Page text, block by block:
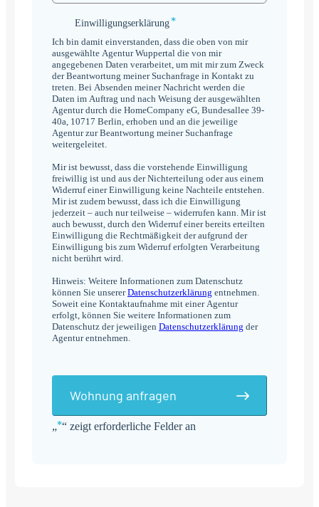
„*“ zeigt erforderliche Felder an
Einwilligungserklärung
Einwilligungserklärung*
Ich bin damit einverstanden, dass die oben von mir
ausgewählte Agentur Wuppertal die von mir
angegebenen Daten verarbeitet, um mit mir zum Zweck
der Beantwortung meiner Suchanfrage in Kontakt zu
treten. Bei Absenden meiner Nachricht werden die
Daten im Auftrag und nach Weisung der ausgewählten
Agentur durch die HomeCompany eG, Bundesallee 39-
40a, 10717 Berlin, erhoben und an die jeweilige
Agentur zur Beantwortung meiner Suchanfrage
weitergeleitet.
Mir ist bewusst, dass die vorstehende Einwilligung
freiwillig ist und aus der Nichterteilung oder aus einem
Widerruf einer Einwilligung keine Nachteile entstehen.
Mir ist zudem bewusst, dass ich die Einwilligung
jederzeit – auch nur teilweise – widerrufen kann. Mir ist
auch bewusst, durch den Widerruf einer bereits erteilten
Einwilligung die Rechtmäßigkeit der aufgrund der
Einwilligung bis zum Widerruf erfolgten Verarbeitung
nicht berührt wird.
Hinweis: Weitere Informationen zum Datenschutz
können Sie unsererDatenschutzerklärung entnehmen.
Soweit eine Kontaktaufnahme mit einer Agentur
erfolgt, können Sie weitere Informationen zum
Datenschutz der jeweiligen Datenschutzerklärung der
Agentur entnehmen.
Wohnung anfragen